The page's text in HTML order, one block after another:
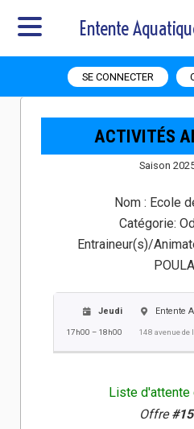
Entente
SE CONNECTER
ACTIVITÉS
Saison
Nom : Ecole
Catégorie:
Entraineur(s)/
Jeudi
17h00 – 18h00
Entente
Liste d'attente
Offre